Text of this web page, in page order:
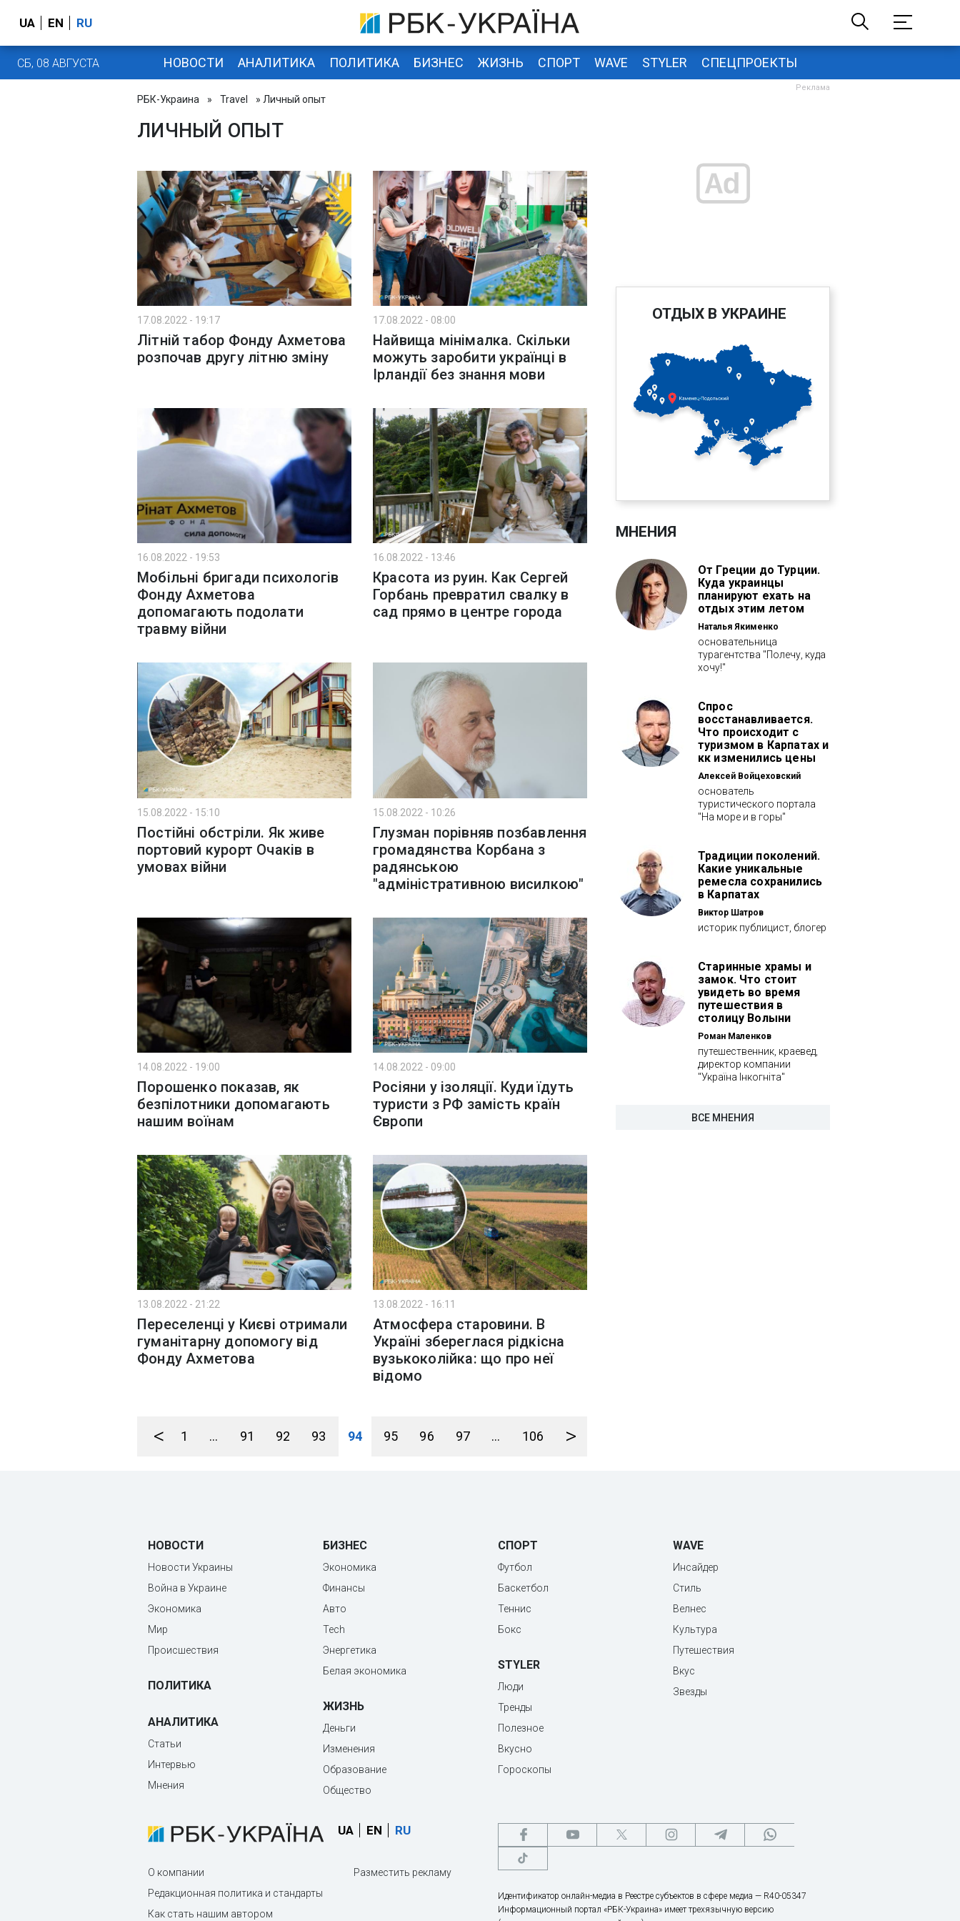
UA EN RU
СБ, 08 АВГУСТА НОВОСТИ АНАЛИТИКА ПОЛИТИКА БИЗНЕС ЖИЗНЬ СПОРТ WAVE STYLER СПЕЦПРОЕКТЫ
РБК-Украина » Travel » Личный опыт
ЛИЧНЫЙ ОПЫТ
17.08.2022 - 19:17
Літній табор Фонду Ахметова
розпочав другу літню зміну
17.08.2022 - 08:00
Найвища мінімалка. Скільки
можуть заробити українці в
Ірландії без знання мови
16.08.2022 - 19:53
Мобільні бригади психологів
Фонду Ахметова
допомагають подолати
травму війни
16.08.2022 - 13:46
Красота из руин. Как Сергей
Горбань превратил свалку в
сад прямо в центре города
15.08.2022 - 15:10
Постійні обстріли. Як живе
портовий курорт Очаків в
умовах війни
15.08.2022 - 10:26
Глузман порівняв позбавлення
громадянства Корбана з
радянською
"адміністративною висилкою"
14.08.2022 - 19:00
Порошенко показав, як
безпілотники допомагають
нашим воїнам
14.08.2022 - 09:00
Росіяни у ізоляції. Куди їдуть
туристи з РФ замість країн
Європи
13.08.2022 - 21:22
Переселенці у Києві отримали
гуманітарну допомогу від
Фонду Ахметова
13.08.2022 - 16:11
Атмосфера старовини. В
Україні збереглася рідкісна
вузькоколійка: що про неї
відомо
< 1 ... 91 92 93 94 95 96 97 ... 106 >
ОТДЫХ В УКРАИНЕ
МНЕНИЯ
От Греции до Турции.
Куда украинцы
планируют ехать на
отдых этим летом
Наталья Якименко
основательница
турагентства "Полечу, куда
хочу!"
Спрос
восстанавливается.
Что происходит с
туризмом в Карпатах и
кк изменились цены
Алексей Войцеховский
основатель
туристического портала
"На море и в горы"
Традиции поколений.
Какие уникальные
ремесла сохранились
в Карпатах
Виктор Шатров
историк публицист, блогер
Старинные храмы и
замок. Что стоит
увидеть во время
путешествия в
столицу Волыни
Роман Маленков
путешественник, краевед,
директор компании
"Україна Інкогніта"
ВСЕ МНЕНИЯ
НОВОСТИ
Новости Украины
Война в Украине
Экономика
Мир
Происшествия
ПОЛИТИКА
АНАЛИТИКА
Статьи
Интервью
Мнения
БИЗНЕС
Экономика
Финансы
Авто
Tech
Энергетика
Белая экономика
ЖИЗНЬ
Деньги
Изменения
Образование
Общество
СПОРТ
Футбол
Баскетбол
Теннис
Бокс
STYLER
Люди
Тренды
Полезное
Вкусно
Гороскопы
WAVE
Инсайдер
Стиль
Велнес
Культура
Путешествия
Вкус
Звезды
UA EN RU
О компании
Редакционная политика и стандарты
Как стать нашим автором
Разместить рекламу
Идентификатор онлайн-медиа в Реестре субъектов в сфере медиа — R40-05347
Информационный портал «РБК-Украина» имеет трехязычную версию